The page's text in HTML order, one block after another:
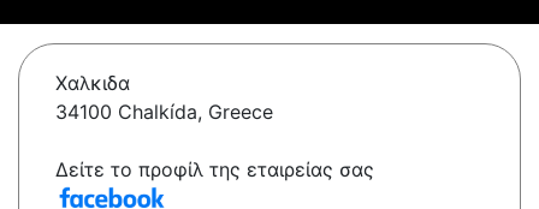
Χαλκιδα
34100 Chalkída, Greece
Δείτε το προφίλ της εταιρείας σας